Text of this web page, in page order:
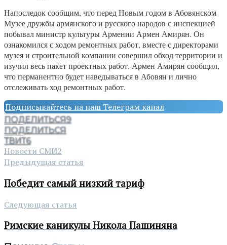
Напоследок сообщим, что перед Новым годом в Абовянском
Музее дружбы армянского и русского народов с инспекцией
побывал министр культуры Армении Армен Амирян. Он
ознакомился с ходом ремонтных работ, вместе с директорами
музея и строительной компании совершил обход территории и
изучил весь пакет проектных работ. Армен Амирян сообщил,
что перманентно будет наведываться в Абовян и лично
отслеживать ход ремонтных работ.
Подписывайтесь на наш Телеграм канал
ПОДЕЛИТЬСЯ9
ПОДЕЛИТЬСЯ
ТВИТ6
Новости СМИ2
Предыдущая статья
Победит самый низкий тариф
Следующая статья
Римские каникулы Никола Пашиняна